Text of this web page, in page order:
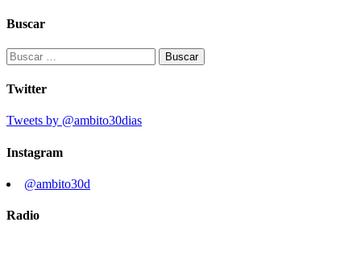
Buscar
Buscar:
Twitter
Tweets by @ambito30dias
Instagram
@ambito30d
Radio